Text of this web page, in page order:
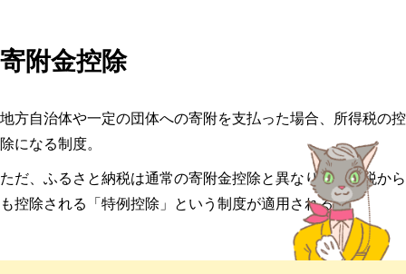
寄附金控除
地方自治体や一定の団体への寄附を支払った場合、所得税の控
除になる制度。
ただ、ふるさと納税は通常の寄附金控除と異なり、住民税から
も控除される「特例控除」という制度が適用される。